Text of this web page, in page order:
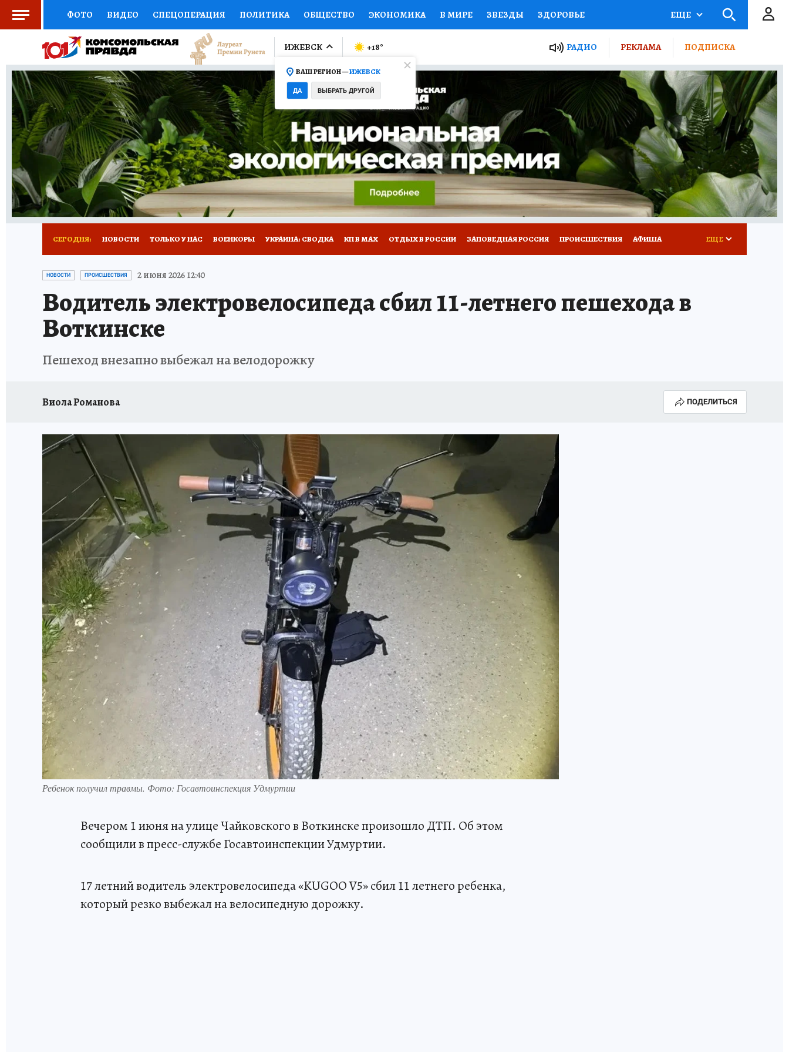
ФОТО ВИДЕО СПЕЦОПЕРАЦИЯ ПОЛИТИКА ОБЩЕСТВО ЭКОНОМИКА В МИРЕ ЗВЕЗДЫ ЗДОРОВЬЕ
СОЦПОДДЕРЖКА НАУКА СПОРТ КОЛУМНИСТЫ ПРОИСШЕСТВИЯ НАЦИОНАЛЬНЫЕ ПРОЕКТЫ РОССИИ
ВЫБОР ЭКСПЕРТОВ ДОКТОР ФИНАНСЫ ОТКРЫВАЕМ МИР Я ЗНАЮ СЕМЬЯ ЖЕНСКИЕ СЕКРЕТЫ ПУТЕВОДИТЕЛЬ
КНИЖНАЯ ПОЛКА ПРОГНОЗЫ НА СПОРТ ПРОМОКОДЫ СЕРИАЛЫ СПЕЦПРОЕКТЫ ДЕФИЦИТ ЖЕЛЕЗА ТУРИЗМ
ПРЕСС-ЦЕНТР НЕДВИЖИМОСТЬ ТЕЛЕВИЗОР КОЛЛЕКЦИИ КОНКУРСЫ РАБОТА У НАС ГИД ПОТРЕБИТЕЛЯ ВСЕ О КП
РАДИО КП РЕКЛАМА ТЕСТЫ НОВОЕ НА САЙТЕ
ЕЩЕ
ИЖЕВСК
ВАШ РЕГИОН —ИЖЕВСК
ДА ВЫБРАТЬ ДРУГОЙ
+18° РАДИО РЕКЛАМА ПОДПИСКА
СЕГОДНЯ: НОВОСТИ ТОЛЬКО У НАС ВОЕНКОРЫ УКРАИНА: СВОДКА КП В МАХ ОТДЫХ В РОССИИ ЗАПОВЕДНАЯ РОССИЯ ПРОИСШЕСТВИЯ АФИША
РЕКЛАМА НА САЙТЕ ПУТЕВОДИТЕЛЬ ПО СТРОЙКЕ И РЕМОНТУ
ЕЩЕ
НОВОСТИ ПРОИСШЕСТВИЯ 2 июня 2026 12:40
Водитель электровелосипеда сбил 11-летнего пешехода в
Воткинске
Пешеход внезапно выбежал на велодорожку
Виола Романова ПОДЕЛИТЬСЯ
Ребенок получил травмы. Фото: Госавтоинспекция Удмуртии
Вечером 1 июня на улице Чайковского в Воткинске произошло ДТП. Об этом
сообщили в пресс-службе Госавтоинспекции Удмуртии.
17 летний водитель электровелосипеда «KUGOO V5» сбил 11 летнего ребенка,
который резко выбежал на велосипедную дорожку.